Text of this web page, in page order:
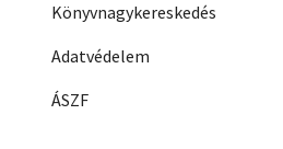
Könyvnagykereskedés
Adatvédelem
ÁSZF